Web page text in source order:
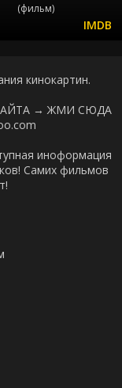
(фильм)
кинокартин.
→ ЖМИ СЮДА
иноформация
Самих фильмов